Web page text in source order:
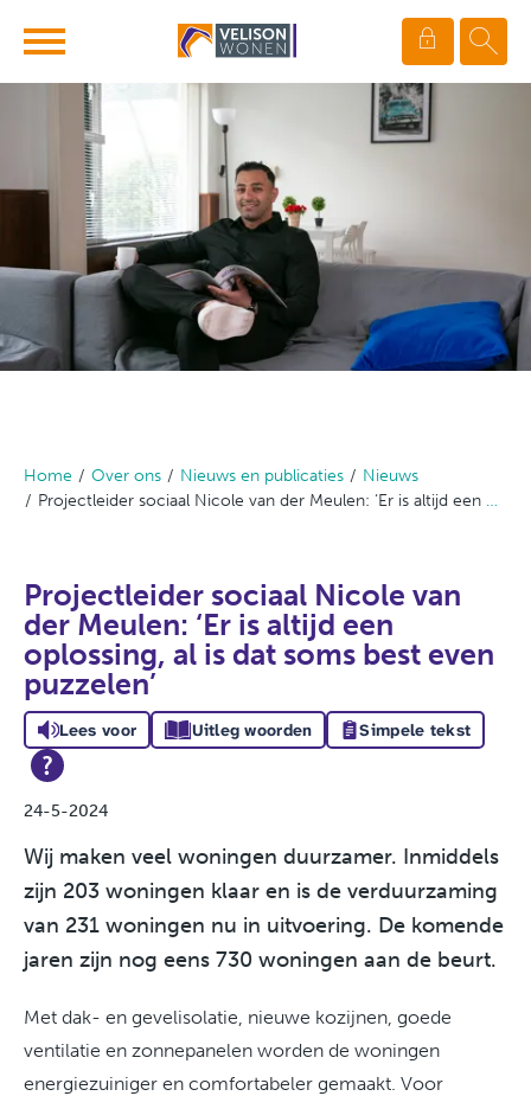
Naar hoofdinhoud
Naar hoofdnavigatiemenu
Naar zoeken
Naar de homepage
Ga naar Hoofd
Home Over ons Nieuws en publicaties
Nieuws
Projectleider sociaal Nicole van der Meulen: ‘Er is altijd een oplossing, al is dat soms best even puzzelen’
Projectleider sociaal Nicole van
der Meulen: ‘Er is altijd een
oplossing, al is dat soms best even
puzzelen’
Lees voor Uitleg woorden Simpele tekst
24-5-2024
Wij maken veel woningen duurzamer. Inmiddels
zijn 203 woningen klaar en is de verduurzaming
van 231 woningen nu in uitvoering. De komende
jaren zijn nog eens 730 woningen aan de beurt.
Met dak- en gevelisolatie, nieuwe kozijnen, goede
ventilatie en zonnepanelen worden de woningen
energiezuiniger en comfortabeler gemaakt. Voor